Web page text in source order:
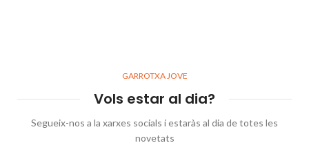
GARROTXA JOVE
Vols estar al dia?
Segueix-nos a la xarxes socials i estaràs al dia de totes les
novetats